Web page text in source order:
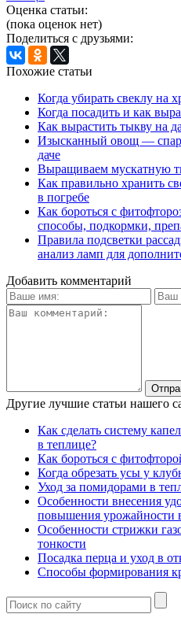
Оценка статьи:
(пока оценок нет)
Поделиться с друзьями:
Похожие статьи
Когда убирать свеклу на
Когда посадить и как
Как вырастить тыкву на
Изысканный овощ —
даче
Выращиваем мускатную
Как правильно хранить
в погребе
Как бороться с
способы, подкормки,
Правила подсветки
анализ ламп для
Добавить комментарий
Другие лучшие статьи нашего
Как сделать систему
в теплице?
Как бороться с
Когда обрезать усы у
Уход за помидорами в
Особенности внесения
повышения урожайности
Особенности стрижки
тонкости
Посадка перца и уход в
Способы формирования